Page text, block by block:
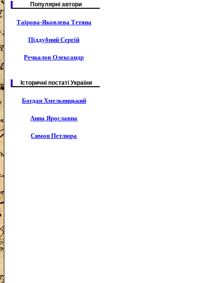
Популярні автори
Таїрова-Яковлева Тетяна
Піддубний Сергій
Речкалов Олександр
Історичні постаті України
Богдан Хмельницький
Анна Ярославна
Симон Петлюра